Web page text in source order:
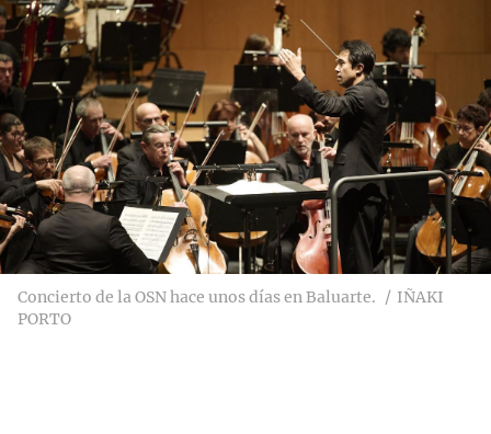
Concierto de la OSN hace unos días en Baluarte.
IÑAKI
PORTO